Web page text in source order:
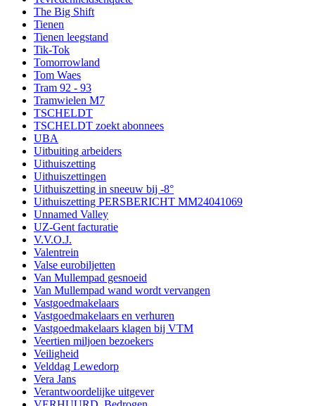
The Big Shift
Tienen
Tienen leegstand
Tik-Tok
Tomorrowland
Tom Waes
Tram 92 - 93
Tramwielen M7
TSCHELDT
TSCHELDT zoekt abonnees
UBA
Uitbuiting arbeiders
Uithuiszetting
Uithuiszettingen
Uithuiszetting in sneeuw bij -8°
Uithuiszetting PERSBERICHT MM24041069
Unnamed Valley
UZ-Gent facturatie
V.V.O.J.
Valentrein
Valse eurobiljetten
Van Mullempad gesnoeid
Van Mullempad wand wordt vervangen
Vastgoedmakelaars
Vastgoedmakelaars en verhuren
Vastgoedmakelaars klagen bij VTM
Veertien miljoen bezoekers
Veiligheid
Velddag Lewedorp
Vera Jans
Verantwoordelijke uitgever